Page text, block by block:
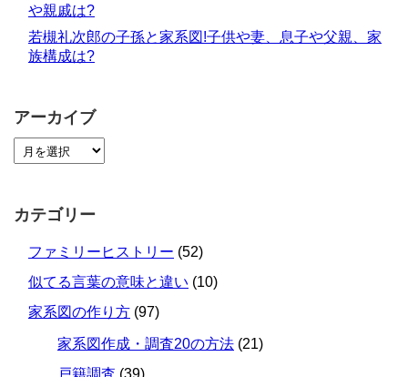
や親戚は?
若槻礼次郎の子孫と家系図!子供や妻、息子や父親、家
族構成は?
アーカイブ
カテゴリー
ファミリーヒストリー (52)
似てる言葉の意味と違い (10)
家系図の作り方 (97)
家系図作成・調査20の方法 (21)
戸籍調査 (39)